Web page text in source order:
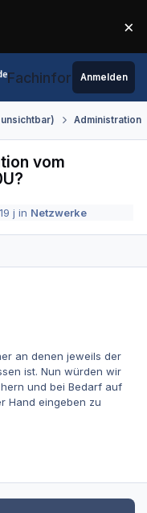
×
Fachinformatiker.de
Anmelden
Administration
vom
19 j in Netzwerke
an denen jeweils der
ist. Nun würden wir
und bei Bedarf auf
Hand eingeben zu